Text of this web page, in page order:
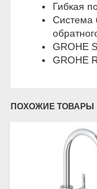
Гибкая
Система
GROHE
GROHE
ПОХОЖИЕ ТОВАРЫ